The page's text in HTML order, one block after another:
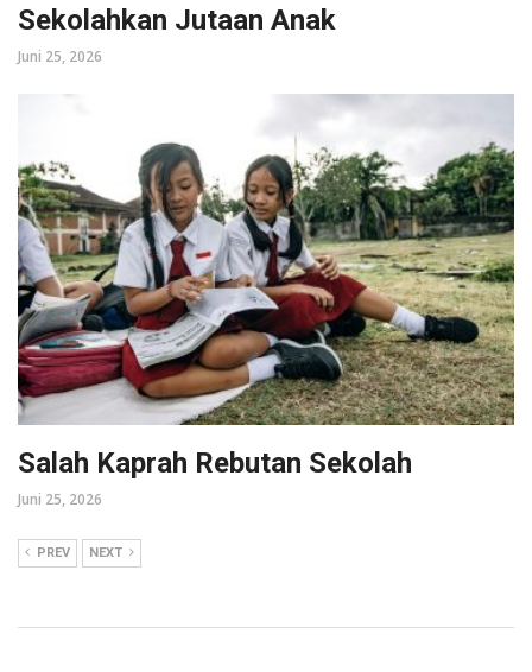
Sekolahkan Jutaan Anak
Juni 25, 2026
Salah Kaprah Rebutan Sekolah
Juni 25, 2026
PREV NEXT